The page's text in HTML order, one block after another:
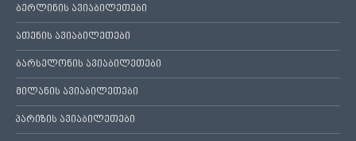
ბერლინის ავიაბილეთები
ათენის ავიაბილეთები
ბარსელონის ავიაბილეთები
მილანის ავიაბილეთები
პარიზის ავიაბილეთები